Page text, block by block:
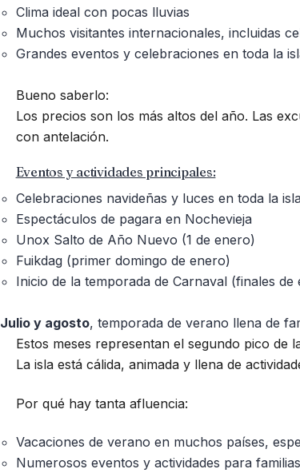
Clima ideal con pocas lluvias
Muchos visitantes internacionales, incluidas
Grandes eventos y celebraciones en toda la
Bueno saberlo:
Los precios son los más altos del año. Las
con antelación.
Eventos y actividades principales:
Celebraciones navideñas y luces en toda la
Espectáculos de pagara en Nochevieja
Unox Salto de Año Nuevo (1 de enero)
Fuikdag (primer domingo de enero)
Inicio de la temporada de Carnaval (finales de
Julio y agosto, temporada de verano llena de
Estos meses representan el segundo pico de
La isla está cálida, animada y llena de
Por qué hay tanta afluencia:
Vacaciones de verano en muchos países,
Numerosos eventos y actividades para familias